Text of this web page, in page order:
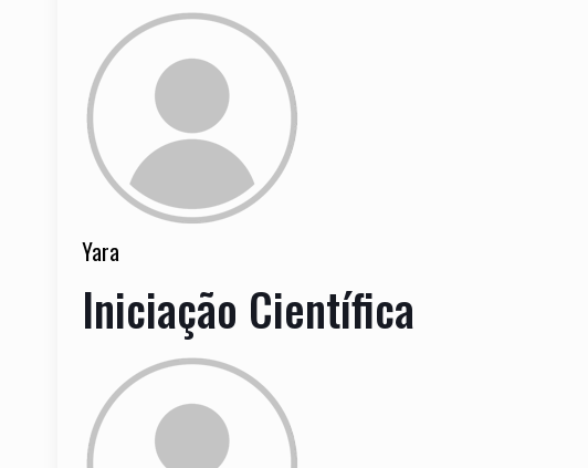
Yara
Iniciação Científica